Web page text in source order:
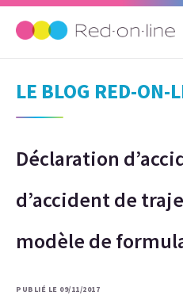
LE BLOG RED-ON-
Déclaration
d’accident de
modèle de
PUBLIÉ LE 09/11/2017